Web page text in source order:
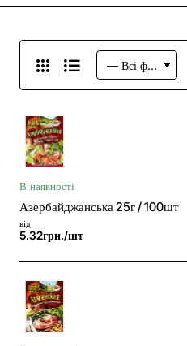
В наявності
Азербайджанська 25г / 100шт
від
5.32грн./шт